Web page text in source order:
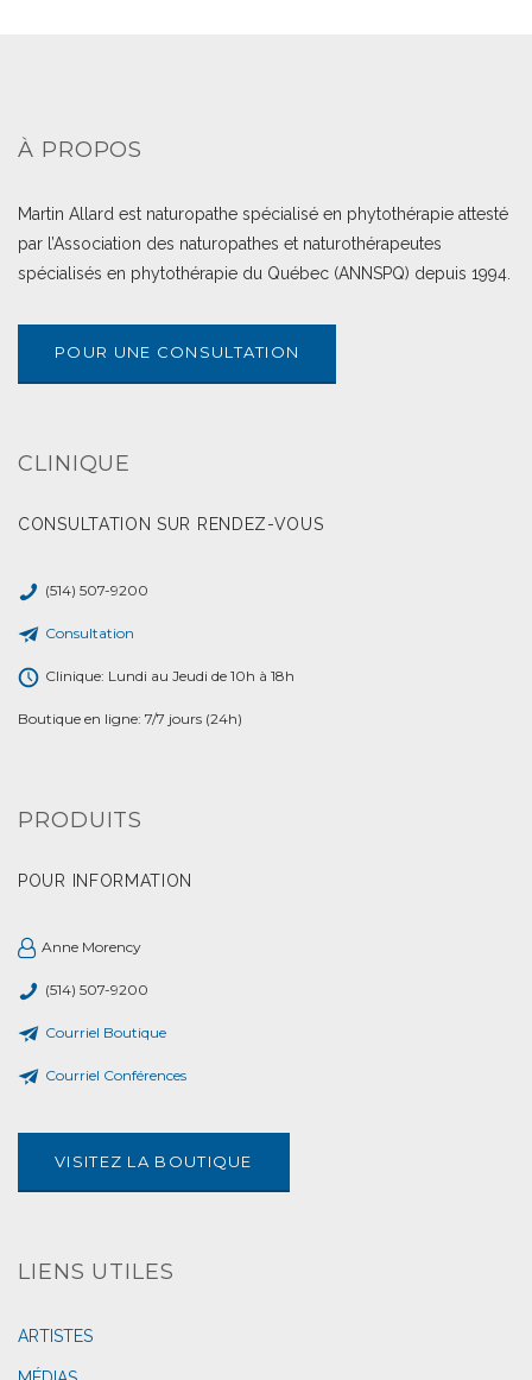
À PROPOS
Martin Allard est naturopathe spécialisé en phytothérapie attesté
par l’Association des naturopathes et naturothérapeutes
spécialisés en phytothérapie du Québec (ANNSPQ) depuis 1994.
POUR UNE CONSULTATION
CLINIQUE
CONSULTATION SUR RENDEZ-VOUS
(514) 507-9200
Consultation
Clinique: Lundi au Jeudi de 10h à 18h
Boutique en ligne: 7/7 jours (24h)
PRODUITS
POUR INFORMATION
Anne Morency
(514) 507-9200
Courriel Boutique
Courriel Conférences
VISITEZ LA BOUTIQUE
LIENS UTILES
ARTISTES